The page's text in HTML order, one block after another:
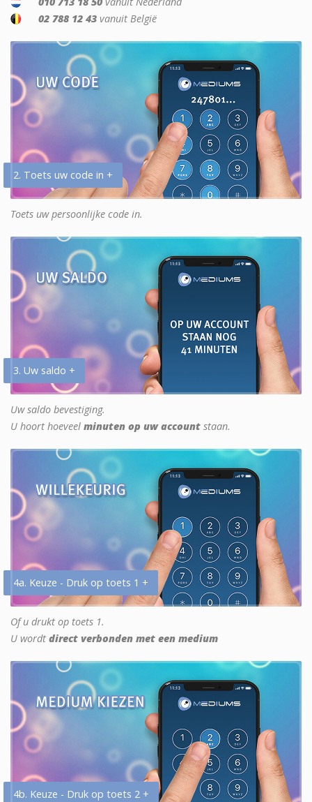
02 788 12 43 vanuit België
2. Toets uw code in +
Toets uw persoonlijke code in.
3. Uw saldo +
Uw saldo bevestiging.
U hoort hoeveel minuten op uw account staan.
4a. Keuze - Druk op toets 1 +
Of u drukt op toets 1.
U wordt direct verbonden met een medium
4b. Keuze - Druk op toets 2 +